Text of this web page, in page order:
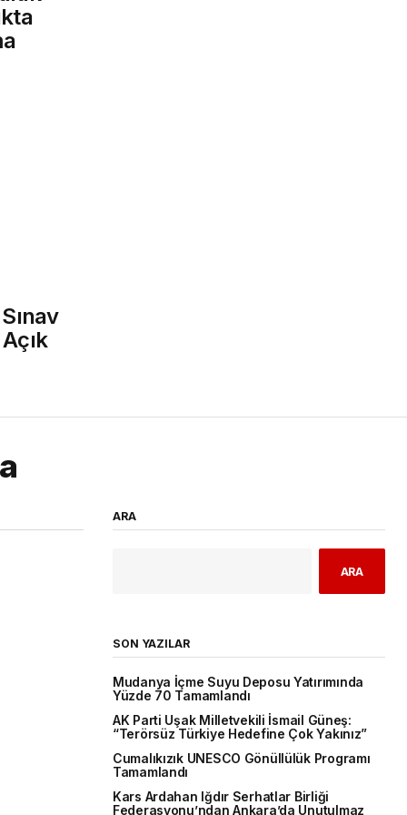
ARA
ARA
SON YAZILAR
Mudanya İçme Suyu Deposu Yatırımında
Yüzde 70 Tamamlandı
AK Parti Uşak Milletvekili İsmail Güneş:
“Terörsüz Türkiye Hedefine Çok Yakınız”
Cumalıkızık UNESCO Gönüllülük Programı
Tamamlandı
Kars Ardahan Iğdır Serhatlar Birliği
Federasyonu’ndan Ankara’da Unutulmaz